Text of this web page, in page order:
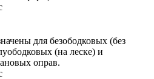
для безободковых (без
(на леске) и
оправ.